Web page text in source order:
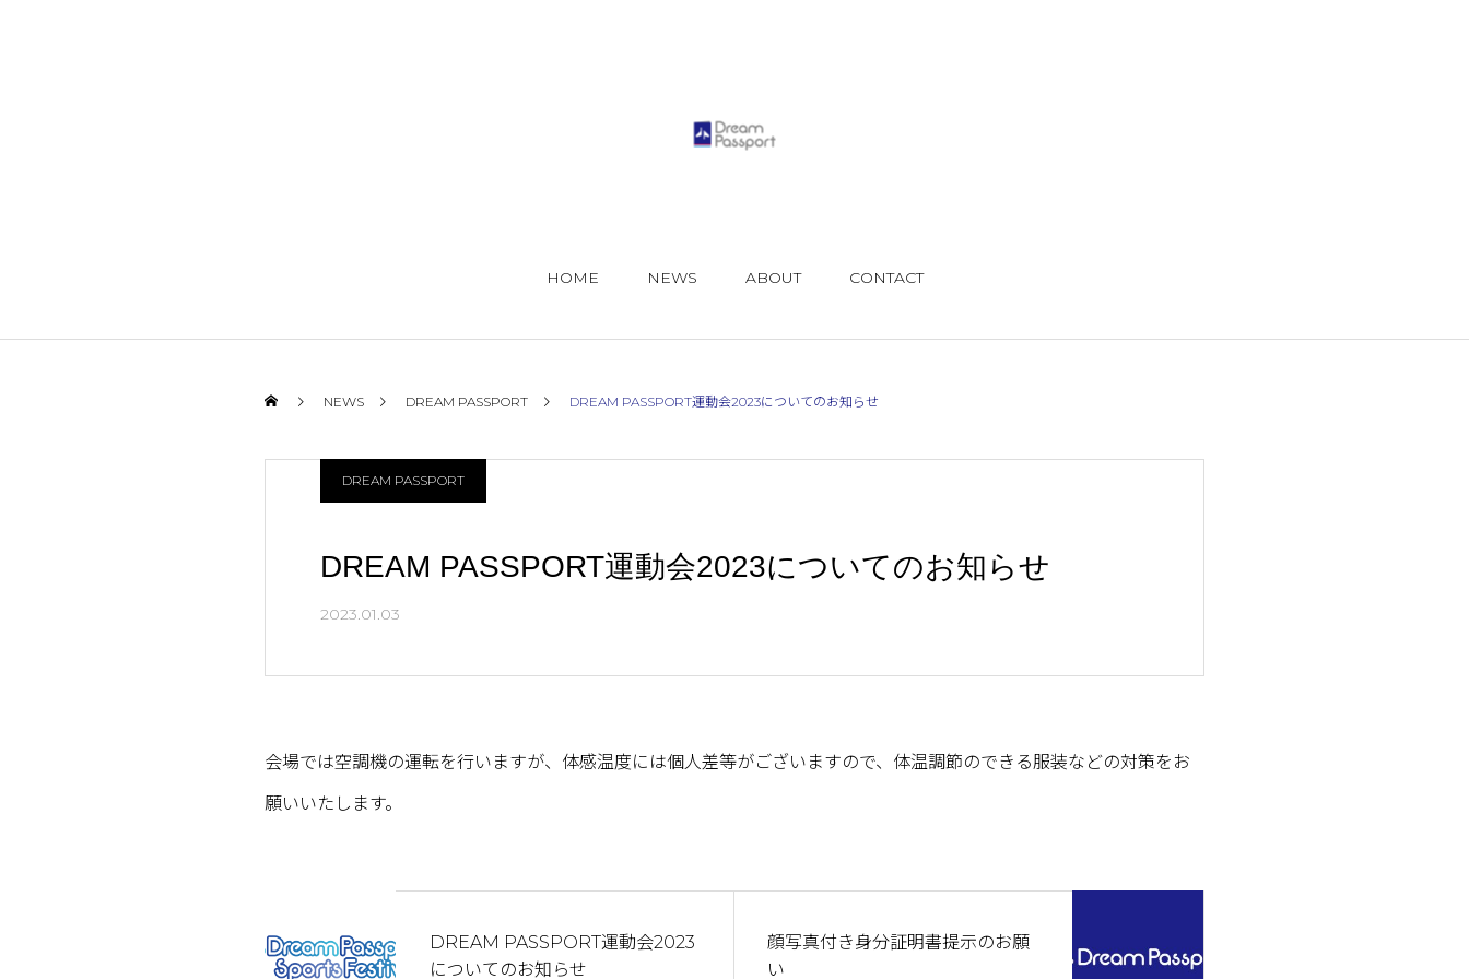
HOME NEWS ABOUT CONTACT
NEWS DREAM PASSPORT DREAM PASSPORT運動会2023についてのお知らせ
DREAM PASSPORT運動会2023についてのお知らせ
2023.01.03
DREAM PASSPORT
会場では空調機の運転を行いますが、体感温度には個人差等がございますので、体温調節のできる服装などの対策をお
願いいたします。
DREAM PASSPORT運動会2023
についてのお知らせ
顔写真付き身分証明書提示のお願
い